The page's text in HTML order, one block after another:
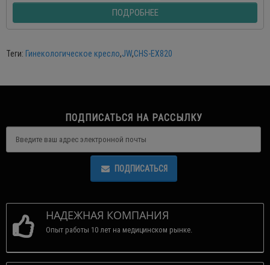
ПОДРОБНЕЕ
Теги: Гинекологическое кресло,JW,CHS-EX820
ПОДПИСАТЬСЯ НА РАССЫЛКУ
ПОДПИСАТЬСЯ
НАДЕЖНАЯ КОМПАНИЯ
Опыт работы 10 лет на медицинском рынке.